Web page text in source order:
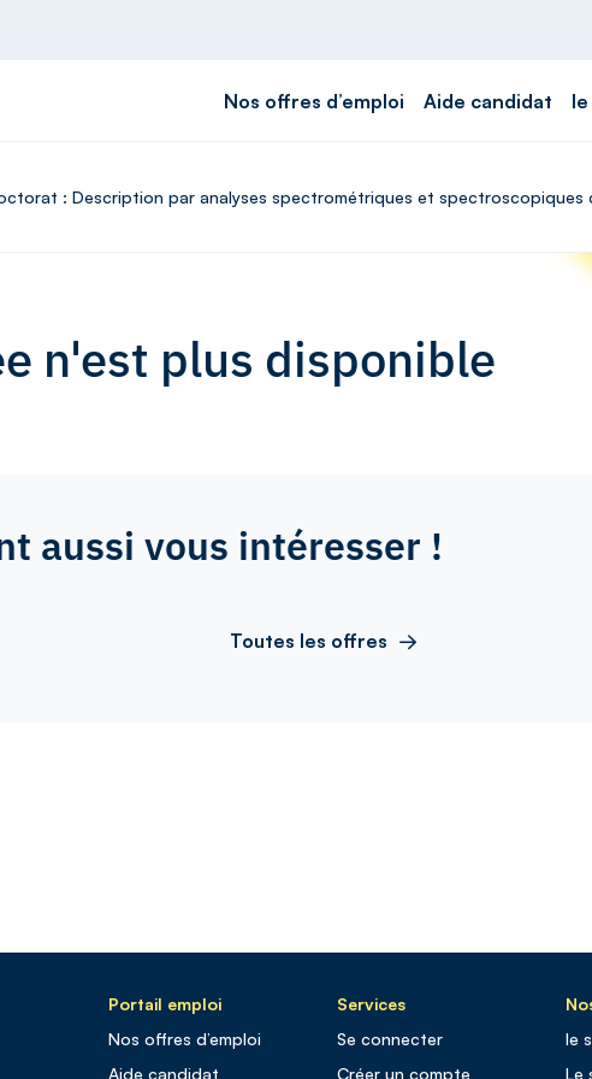
Nos offres d’emploi Aide candidat
: Description par analyses spectrométriques et spectroscopiques
n'est plus disponible
aussi vous intéresser !
Toutes les offres
Portail emploi
Nos offres d’emploi
Aide candidat
Services
Se connecter
Créer un compte
le
Le